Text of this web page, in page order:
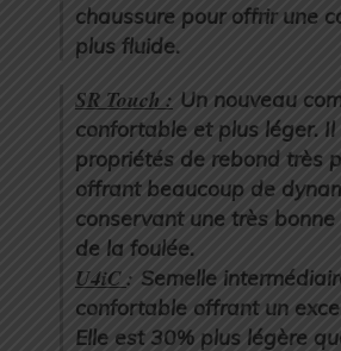
chaussure pour offrir une
plus fluide.
SR Touch : Un nouveau
confortable et plus léger.
propriétés de rebond très
offrant beaucoup de
conservant une très
de la foulée.
U4iC: Semelle
confortable offrant un
Elle est 30% plus légère